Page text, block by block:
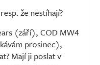
že nestíhají?
(září), COD MW4
prosinec),
Mají ji poslat v